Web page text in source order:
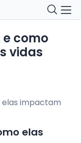
vidas
elas